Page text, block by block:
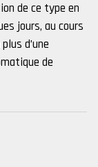
de ce type en
jours, au cours
d’une
de